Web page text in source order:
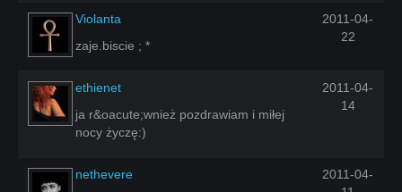
Violanta
zaje.biscie ; *
2011-04-
22
ethienet
ja r&oacute;wnież pozdrawiam i miłej
nocy życzę:)
2011-04-
14
nethevere
2011-04-